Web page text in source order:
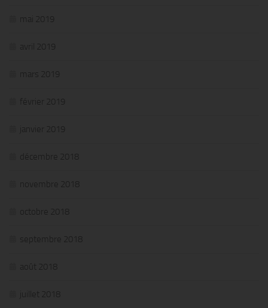
mai 2019
avril 2019
mars 2019
février 2019
janvier 2019
décembre 2018
novembre 2018
octobre 2018
septembre 2018
août 2018
juillet 2018